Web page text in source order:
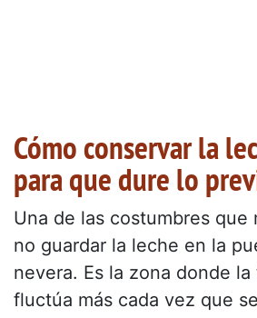
Cómo conservar la
para que dure lo
Una de las costumbres que
no guardar la leche en la
nevera. Es la zona donde
fluctúa más cada vez que